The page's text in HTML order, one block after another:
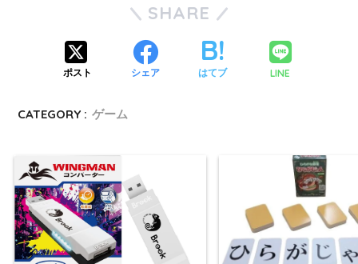
SHARE
ポスト シェア はてブ LINE
CATEGORY : ゲーム